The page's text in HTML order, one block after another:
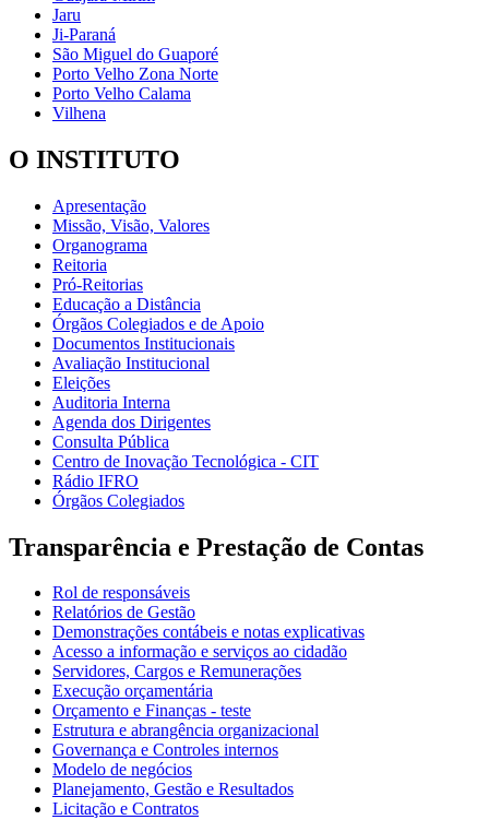
Jaru
Ji-Paraná
São Miguel do Guaporé
Porto Velho Zona Norte
Porto Velho Calama
Vilhena
O INSTITUTO
Apresentação
Missão, Visão, Valores
Organograma
Reitoria
Pró-Reitorias
Educação a Distância
Órgãos Colegiados e de Apoio
Documentos Institucionais
Avaliação Institucional
Eleições
Auditoria Interna
Agenda dos Dirigentes
Consulta Pública
Centro de Inovação Tecnológica - CIT
Rádio IFRO
Órgãos Colegiados
Transparência e Prestação de Contas
Rol de responsáveis
Relatórios de Gestão
Demonstrações contábeis e notas explicativas
Acesso a informação e serviços ao cidadão
Servidores, Cargos e Remunerações
Execução orçamentária
Orçamento e Finanças - teste
Estrutura e abrangência organizacional
Governança e Controles internos
Modelo de negócios
Planejamento, Gestão e Resultados
Licitação e Contratos